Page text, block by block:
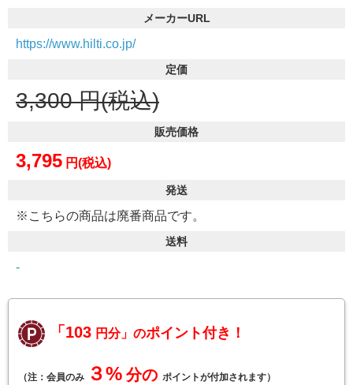
メーカーURL
https://www.hilti.co.jp/
定価
3,300 円(税込)
販売価格
3,795 円(税込)
発送
※こちらの商品は廃番商品です。
送料
-
「103 円分」のポイント付き！
（注： 会員のみ ３% 分の ポイントが付加されます）